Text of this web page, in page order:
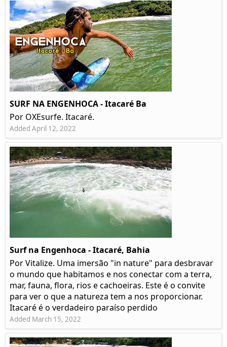
SURF NA ENGENHOCA - Itacaré Ba
Por OXEsurfe. Itacaré.
Added April 12, 2022
Surf na Engenhoca - Itacaré, Bahia
Por Vitalize. Uma imersão "in nature" para desbravar
o mundo que habitamos e nos conectar com a terra,
mar, fauna, flora, rios e cachoeiras. Este é o convite
para ver o que a natureza tem a nos proporcionar.
Itacaré é o verdadeiro paraíso perdido
Added March 15, 2022